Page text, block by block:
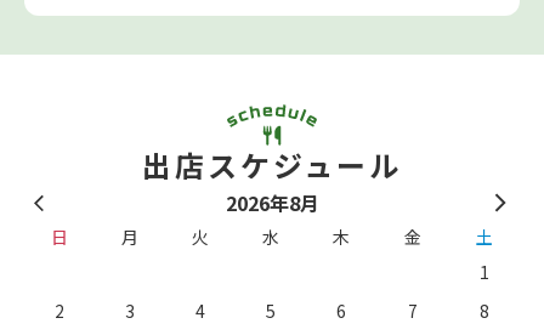
出店スケジュール
2026年8月
日 月 火 水 木 金
土
1
2
3 4 5 6 7
8